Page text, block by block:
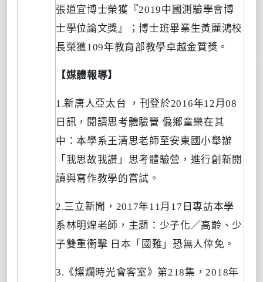
張道宜博士榮獲『2019中國測驗學會博
士學位論文獎』；博士班畢業生黃麗鴻校
長榮獲109年教育部教學卓越金質獎。
【媒體報導】
1.新唐人亞太台 ，刊登於2016年12 月08
日訊，閱讀思考體驗營 偏鄉童樂在其
中：本學系王清思老師至安東國小舉辦
「我思故我讚」思考體驗營，進行創新閱
讀與寫作教學的嘗試。
2.三立新聞， 2017年11 月 17 日專訪本學
系林明煌老師，主題：少子化／高齡、少
子雙重衝擊 日本「國難」恐無人倖免。
3. 《燦爛時光會客室》第218集， 2018年